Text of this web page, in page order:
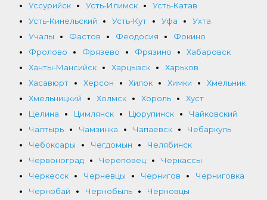
Уссурийск
Усть-Илимск
Усть-Катав
Усть-Кинельский
Усть-Кут Уфа
Ухта
Учалы
Фастов Феодосия
Фокино
Фролово
Фрязево Фрязино
Хабаровск
Ханты-Мансийск
Харцызск
Харьков
Хасавюрт
Херсон Хилок Химки
Хмельник
Хмельницкий
Холмск Хороль
Хуст
Целина
Цимлянск Цюрупинск
Чайковский
Чалтырь
Чамзинка Чапаевск
Чебаркуль
Чебоксары
Чегдомын
Челябинск
Червоноград
Череповец
Черкассы
Черкесск
Черневцы Чернигов
Черниговка
Чернобай
Чернобыль
Черновцы